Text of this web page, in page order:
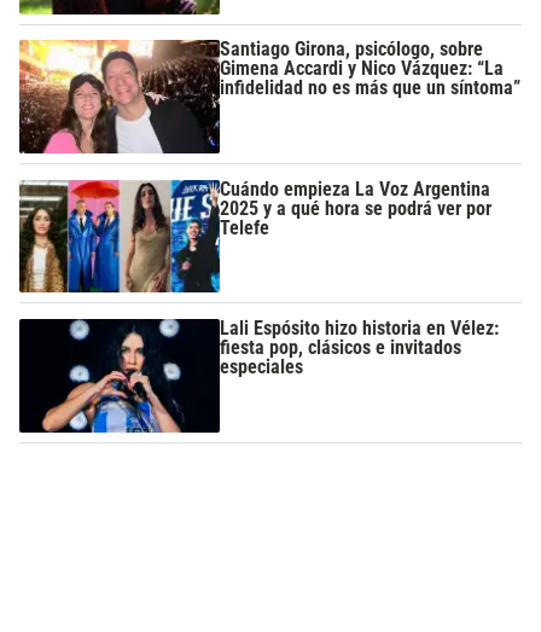
Santiago Girona, psicólogo, sobre
Gimena Accardi y Nico Vázquez: “La
infidelidad no es más que un síntoma”
Cuándo empieza La Voz Argentina
2025 y a qué hora se podrá ver por
Telefe
Lali Espósito hizo historia en Vélez:
fiesta pop, clásicos e invitados
especiales